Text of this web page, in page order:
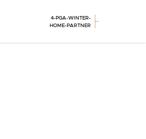
4-PGA-WINTER-
HOME-PARTNER